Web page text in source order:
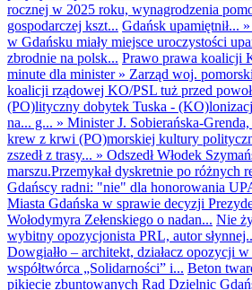
rocznej w 2025 roku, wynagrodzenia
gospodarczej kszt... Gdańsk upamiętnił... »
w Gdańsku miały miejsce uroczystości
zbrodnie na polsk... Prawo prawa koalicji
minute dla minister» Zarząd woj.
koalicji rządowej KO/PSL tuż przed
(PO)lityczny dobytek Tuska -
na... g... » Minister J. Sobierańska-
krew z krwi (PO)morskiej kultury
zszedł z trasy... » Odszedł Włodek
marszu.Przemykał dyskretnie po różnych
Gdańscy radni: "nie" dla honorowania
Miasta Gdańska w sprawie decyzji
Wołodymyra Zełenskiego o nadan... Nie
wybitny opozycjonista PRL, autor
Dowgiałło – architekt, działacz opozycji
współtwórca „Solidarności” i... Beton
pikiecie zbuntowanych Rad Dzielnic